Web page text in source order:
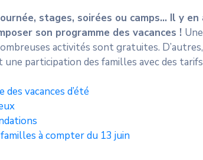
stages, soirées ou camps… Il y
son programme des vacances !
activités sont gratuites.
participation des familles avec des
vacances d’été
à compter du 13 juin